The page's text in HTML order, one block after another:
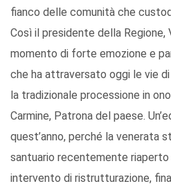
fianco delle comunità che
Così il presidente della Regione,
momento di forte emozione e
che ha attraversato oggi le vie
la tradizionale processione in
Carmine, Patrona del paese.
quest’anno, perché la venerata
santuario recentemente
intervento di ristrutturazione,